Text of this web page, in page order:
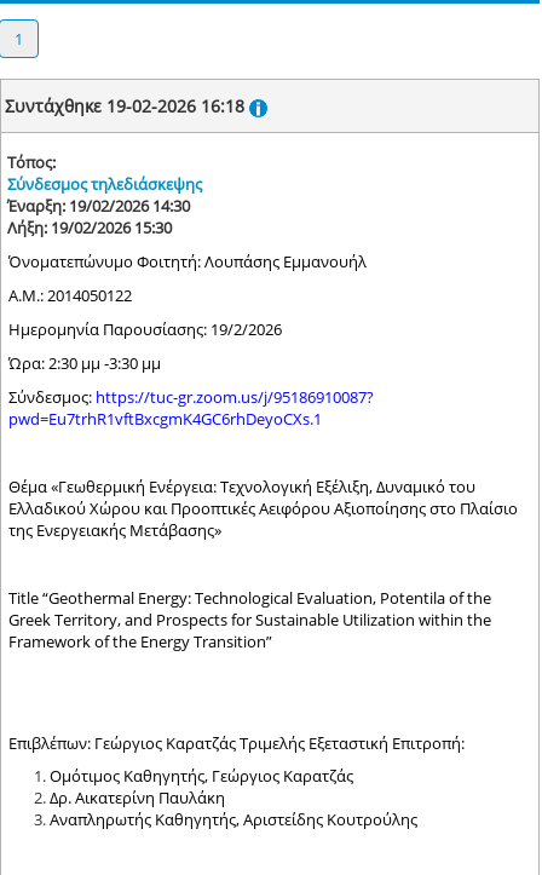
1
Συντάχθηκε 19-02-2026 16:18
Τόπος:
Σύνδεσμος τηλεδιάσκεψης
Έναρξη: 19/02/2026 14:30
Λήξη: 19/02/2026 15:30
Όνοματεπώνυμο Φοιτητή: Λουπάσης Εμμανουήλ
Α.Μ.: 2014050122
Ημερομηνία Παρουσίασης: 19/2/2026
Ώρα: 2:30 μμ -3:30 μμ
Σύνδεσμος: https://tuc-gr.zoom.us/j/95186910087?
pwd=Eu7trhR1vftBxcgmK4GC6rhDeyoCXs.1
Θέμα «Γεωθερμική Ενέργεια: Τεχνολογική Εξέλιξη, Δυναμικό του
Ελλαδικού Χώρου και Προοπτικές Αειφόρου Αξιοποίησης στο Πλαίσιο
της Ενεργειακής Μετάβασης»
Title “Geothermal Energy: Technological Evaluation, Potentila of the
Greek Territory, and Prospects for Sustainable Utilization within the
Framework of the Energy Transition”
Επιβλέπων: Γεώργιος Καρατζάς Τριμελής Εξεταστική Επιτροπή:
Ομότιμος Καθηγητής, Γεώργιος Καρατζάς
Δρ. Αικατερίνη Παυλάκη
Αναπληρωτής Καθηγητής, Αριστείδης Κουτρούλης